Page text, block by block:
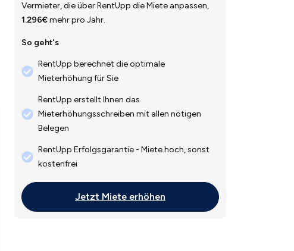
Vermieter, die über RentUpp die Miete anpassen,
1.296€mehr pro Jahr.
So geht's
RentUpp berechnet die optimale
Mieterhöhung für Sie
RentUpp erstellt Ihnen das
Mieterhöhungsschreiben mit allen nötigen
Belegen
RentUpp Erfolgsgarantie - Miete hoch, sonst
kostenfrei
Jetzt Miete erhöhen